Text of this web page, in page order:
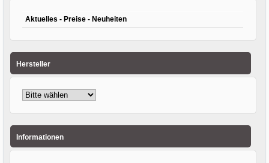
Aktuelles - Preise - Neuheiten
Hersteller
Informationen